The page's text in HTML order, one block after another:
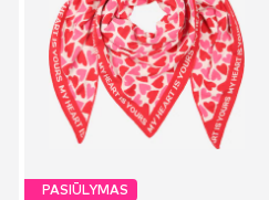
PASIŪLYMAS